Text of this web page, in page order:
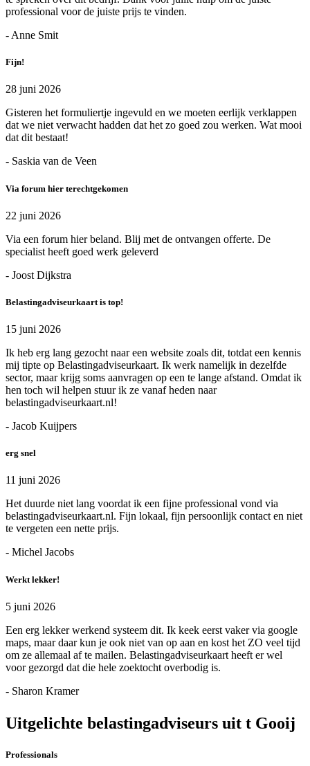
professional voor de juiste prijs te vinden.
- Anne Smit
Fijn!
28 juni 2026
Gisteren het formuliertje ingevuld en we moeten eerlijk verklappen
dat we niet verwacht hadden dat het zo goed zou werken. Wat mooi
dat dit bestaat!
- Saskia van de Veen
Via forum hier terechtgekomen
22 juni 2026
Via een forum hier beland. Blij met de ontvangen offerte. De
specialist heeft goed werk geleverd
- Joost Dijkstra
Belastingadviseurkaart is top!
15 juni 2026
Ik heb erg lang gezocht naar een website zoals dit, totdat een kennis
mij tipte op Belastingadviseurkaart. Ik werk namelijk in dezelfde
sector, maar krijg soms aanvragen op een te lange afstand. Omdat ik
hen toch wil helpen stuur ik ze vanaf heden naar
belastingadviseurkaart.nl!
- Jacob Kuijpers
erg snel
11 juni 2026
Het duurde niet lang voordat ik een fijne professional vond via
belastingadviseurkaart.nl. Fijn lokaal, fijn persoonlijk contact en niet
te vergeten een nette prijs.
- Michel Jacobs
Werkt lekker!
5 juni 2026
Een erg lekker werkend systeem dit. Ik keek eerst vaker via google
maps, maar daar kun je ook niet van op aan en kost het ZO veel tijd
om ze allemaal af te mailen. Belastingadviseurkaart heeft er wel
voor gezorgd dat die hele zoektocht overbodig is.
- Sharon Kramer
Uitgelichte belastingadviseurs uit t Gooij
Professionals